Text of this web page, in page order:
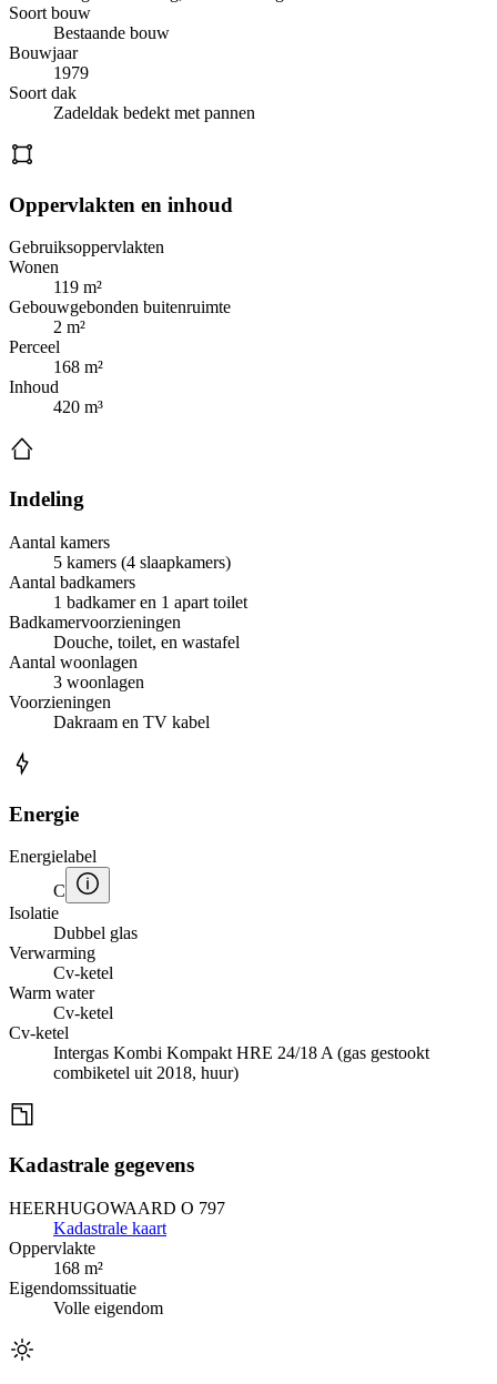
Soort bouw
Bestaande bouw
Bouwjaar
1979
Soort dak
Zadeldak bedekt met pannen
Oppervlakten en inhoud
Gebruiksoppervlakten
Wonen
119 m²
Gebouwgebonden buitenruimte
2 m²
Perceel
168 m²
Inhoud
420 m³
Indeling
Aantal kamers
5 kamers (4 slaapkamers)
Aantal badkamers
1 badkamer en 1 apart toilet
Badkamervoorzieningen
Douche, toilet, en wastafel
Aantal woonlagen
3 woonlagen
Voorzieningen
Dakraam en TV kabel
Energie
Energielabel
C
Isolatie
Dubbel glas
Verwarming
Cv-ketel
Warm water
Cv-ketel
Cv-ketel
Intergas Kombi Kompakt HRE 24/18 A (gas gestookt
combiketel uit 2018, huur)
Kadastrale gegevens
HEERHUGOWAARD O 797
Kadastrale kaart
Oppervlakte
168 m²
Eigendomssituatie
Volle eigendom